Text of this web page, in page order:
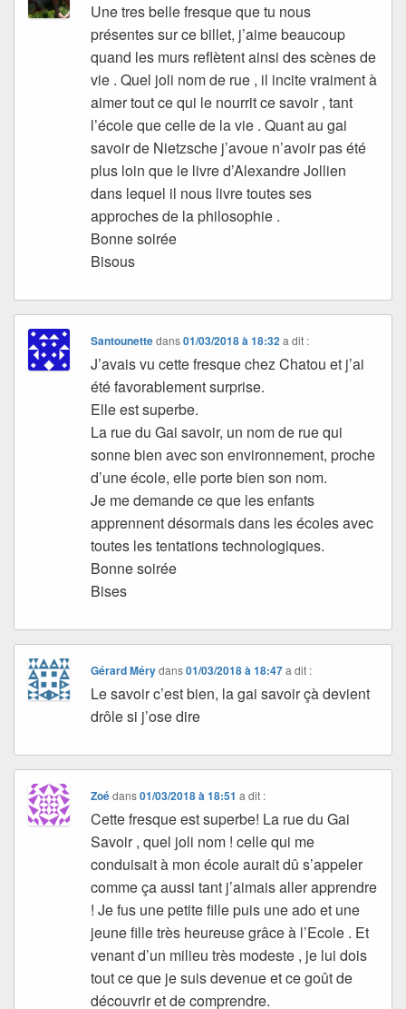
Une tres belle fresque que tu nous
présentes sur ce billet, j’aime beaucoup
quand les murs reflètent ainsi des scènes de
vie . Quel joli nom de rue , il incite vraiment à
aimer tout ce qui le nourrit ce savoir , tant
l’école que celle de la vie . Quant au gai
savoir de Nietzsche j’avoue n’avoir pas été
plus loin que le livre d’Alexandre Jollien
dans lequel il nous livre toutes ses
approches de la philosophie .
Bonne soirée
Bisous
Santounettedans01/03/2018 à 18:32 a dit :
J’avais vu cette fresque chez Chatou et j’ai
été favorablement surprise.
Elle est superbe.
La rue du Gai savoir, un nom de rue qui
sonne bien avec son environnement, proche
d’une école, elle porte bien son nom.
Je me demande ce que les enfants
apprennent désormais dans les écoles avec
toutes les tentations technologiques.
Bonne soirée
Bises
Gérard Mérydans01/03/2018 à 18:47 a dit :
Le savoir c’est bien, la gai savoir çà devient
drôle si j’ose dire
Zoédans01/03/2018 à 18:51 a dit :
Cette fresque est superbe! La rue du Gai
Savoir , quel joli nom ! celle qui me
conduisait à mon école aurait dû s’appeler
comme ça aussi tant j’aimais aller apprendre
! Je fus une petite fille puis une ado et une
jeune fille très heureuse grâce à l’Ecole . Et
venant d’un milieu très modeste , je lui dois
tout ce que je suis devenue et ce goût de
découvrir et de comprendre.